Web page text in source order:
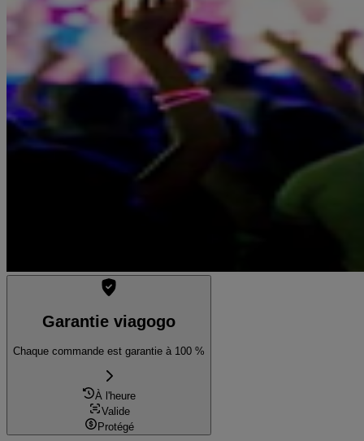
Garantie viagogo
Chaque commande est garantie à 100 %
À l'heure
Valide
Protégé